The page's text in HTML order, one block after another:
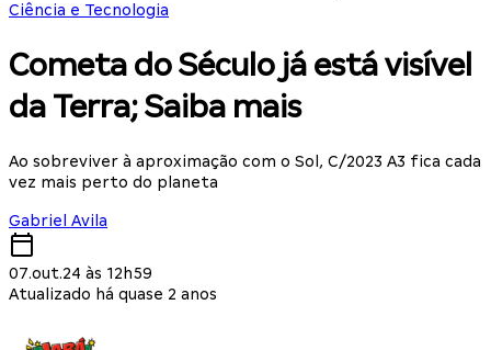
Ciência e Tecnologia
Cometa do Século já está visível
da Terra; Saiba mais
Ao sobreviver à aproximação com o Sol, C/2023 A3 fica cada
vez mais perto do planeta
Gabriel Avila
07.out.24 às 12h59
Atualizado há quase 2 anos